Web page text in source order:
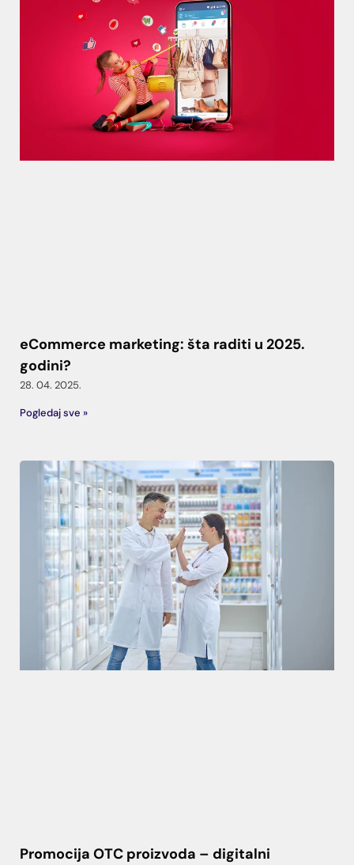
eCommerce marketing: šta raditi u 2025.
godini?
28. 04. 2025.
Pogledaj sve »
Promocija OTC proizvoda – digitalni